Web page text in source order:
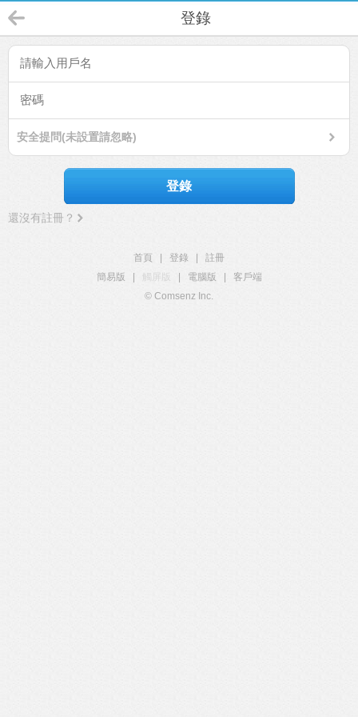
登錄
安全提問(未設置請忽略)
登錄
還沒有註冊？
首頁 登錄
註冊
簡易版
觸屏版 電腦版
客戶端
© Comsenz Inc.